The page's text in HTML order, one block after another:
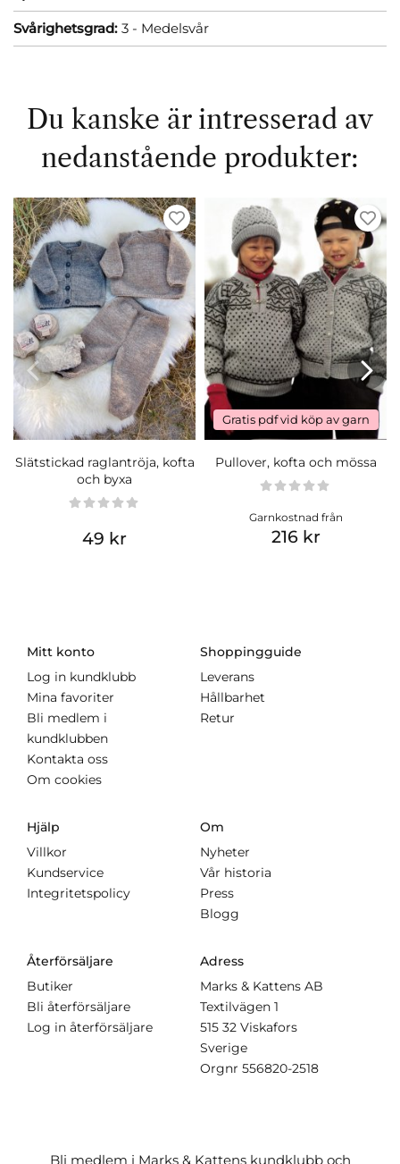
Svårighetsgrad: 3 - Medelsvår
Du kanske är intresserad av
nedanstående produkter:
Slätstickad raglantröja, kofta
och byxa
49 kr
Gratis pdf vid köp av garn
Pullover, kofta och mössa
Garnkostnad från
216 kr
Mitt konto
Log in kundklubb
Mina favoriter
Bli medlem i
kundklubben
Kontakta oss
Om cookies
Shoppingguide
Leverans
Hållbarhet
Retur
Hjälp
Villkor
Kundservice
Integritetspolicy
Om
Nyheter
Vår historia
Press
Blogg
Återförsäljare
Butiker
Bli återförsäljare
Log in återförsäljare
Adress
Marks & Kattens AB
Textilvägen 1
515 32 Viskafors
Sverige
Orgnr 556820-2518
Bli medlem i Marks & Kattens kundklubb och